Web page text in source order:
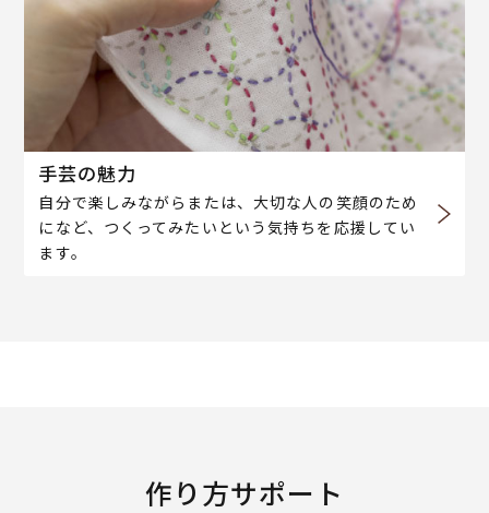
手芸の魅力
自分で楽しみながらまたは、大切な人の笑顔のため
になど、つくってみたいという気持ちを応援してい
ます。
作り方サポート